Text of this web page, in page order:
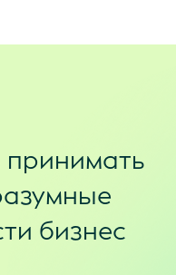
бизнес